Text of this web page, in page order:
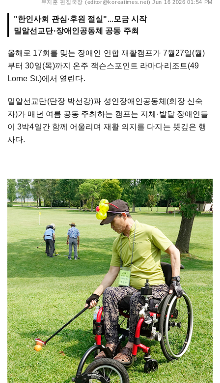
유지훈 편집국장 (editor@koreatimes.net) Jun 16 2026 01:54 PM
"한인사회 관심·후원 절실"...모금 시작
밀알선교단·장애인공동체 공동 주최
올해로 17회를 맞는 장애인 연합 재활캠프가 7월27일(월)
부터 30일(목)까지 온주 잭슨스포인트 라마다리조트(49
Lorne St.)에서 열린다.
밀알선교단(단장 박선강)과 성인장애인공동체(회장 신숙
자)가 매년 여름 공동 주최하는 캠프는 지체 ·발달 장애인들
이 3박4일간 함께 어울리며 재활 의지를 다지는 뜻깊은 행
사다.